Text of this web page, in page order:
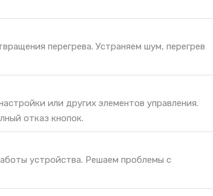
перегрева. Устраняем шум, перегрев
или других элементов управления.
отказ кнопок.
устройства. Решаем проблемы с